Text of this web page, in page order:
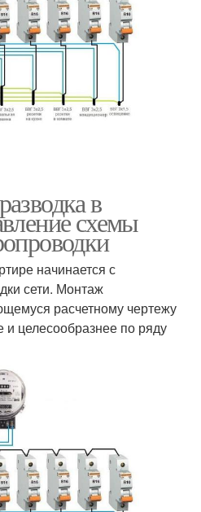
в
схемы
начинается с
сети. Монтаж
расчетному чертежу
целесообразнее по ряду